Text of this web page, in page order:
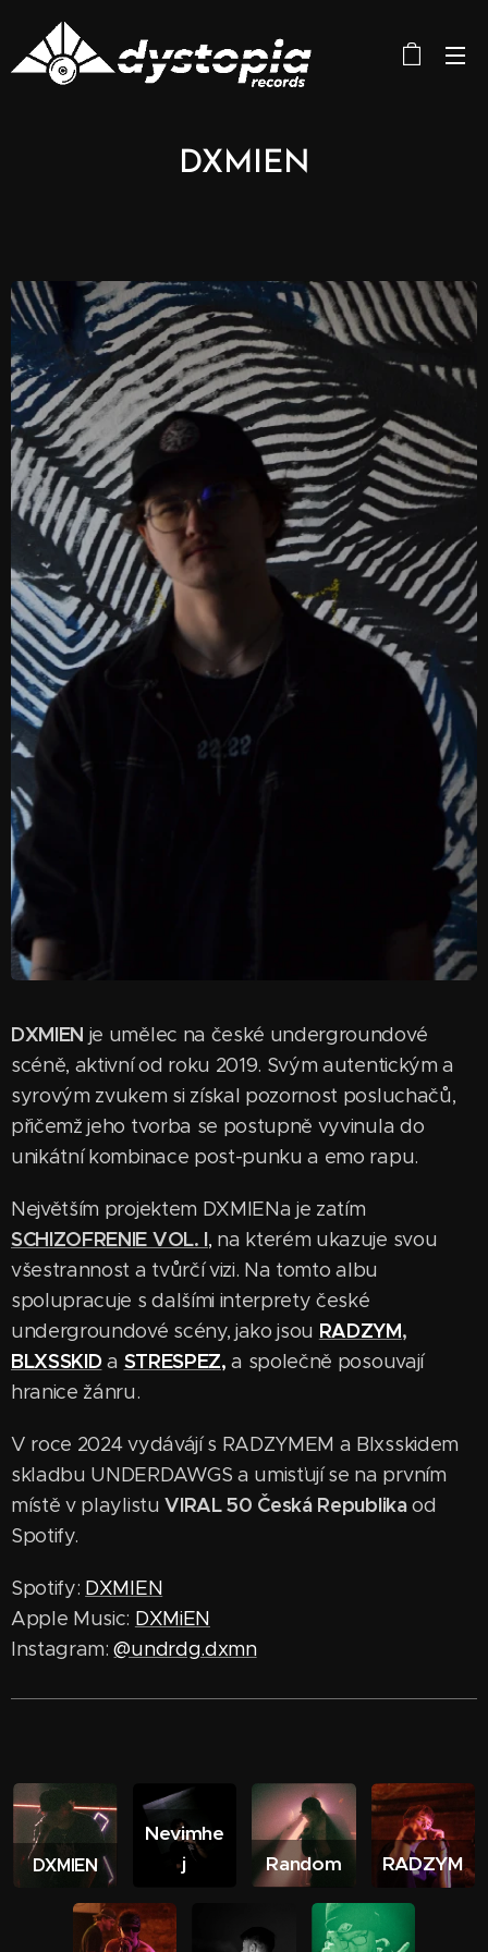
DXMIEN
DXMIEN je umělec na české undergroundové
scéně, aktivní od roku 2019. Svým autentickým a
syrovým zvukem si získal pozornost posluchačů,
přičemž jeho tvorba se postupně vyvinula do
unikátní kombinace post-punku a emo rapu.
Největším projektem DXMIENa je zatím
SCHIZOFRENIE VOL. I, na kterém ukazuje svou
všestrannost a tvůrčí vizi. Na tomto albu
spolupracuje s dalšími interprety české
undergroundové scény, jako jsou RADZYM,
BLXSSKIDa STRESPEZ, a společně posouvají
hranice žánru.
V roce 2024 vydávájí s RADZYMEM a Blxsskidem
skladbu UNDERDAWGS a umisťují se na prvním
místě v playlistuVIRAL 50 Česká Republikaod
Spotify.
Spotify: DXMIEN
Apple Music: DXMiEN
Instagram:@undrdg.dxmn
DXMIEN
Nevimhe
j
Random RADZYM